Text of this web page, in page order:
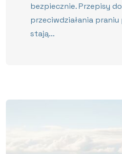
bezpiecznie. Przepisy
przeciwdziałania praniu
stają...